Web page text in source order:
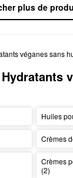
plus de
véganes sans
Huiles
Crèmes
Crèmes
(2)